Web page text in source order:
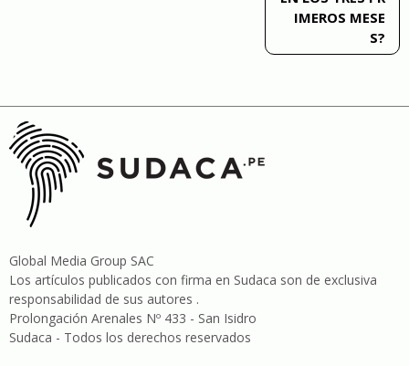
IMEROS MESE
S?
Global Media Group SAC
Los artículos publicados con firma en Sudaca son de exclusiva
responsabilidad de sus autores .
Prolongación Arenales Nº 433 - San Isidro
Sudaca - Todos los derechos reservados